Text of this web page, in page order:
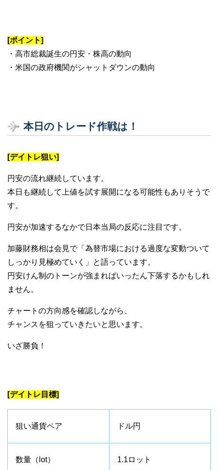
[ポイント]
・高市総裁誕生の円安・株高の動向
・米国の政府機関がシャットダウンの動向
本日のトレード作戦は！
[デイトレ狙い]
円安の流れ継続しています。
本日も継続して上値を試す展開になる可能性もありそうで
す。
円安が加速するなかで日本当局の反応に注目です。
加藤財務相は会見で「為替市場における過度な変動ついて
しっかり見極めていく」と語っています。
円安けん制のトーンが強まればいったん下落するかもしれ
ません。
チャートの方向感を確認しながら、
チャンスを狙っていきたいと思います。
いざ勝負！
[デイトレ目標]
狙い通貨ペア ドル円
数量（lot） 1.1ロット